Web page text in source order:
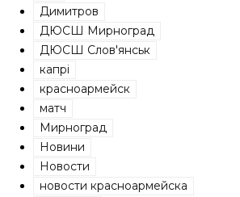
Димитров
ДЮСШ Мирноград
ДЮСШ Слов'янськ
капрі
красноармейск
матч
Мирноград
Новини
Новости
новости красноармейска